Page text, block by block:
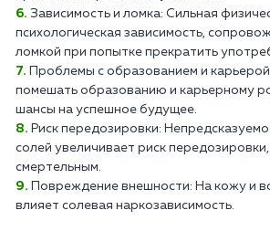
Зависимость и ломка: Сильная
психологическая зависимость,
ломкой при попытке прекратить
Проблемы с образованием и
помешать образованию и карьерному
шансы на успешное будущее.
Риск передозировки:
солей увеличивает риск
смертельным.
Повреждение внешности: На кожу и
влияет солевая наркозависимость.